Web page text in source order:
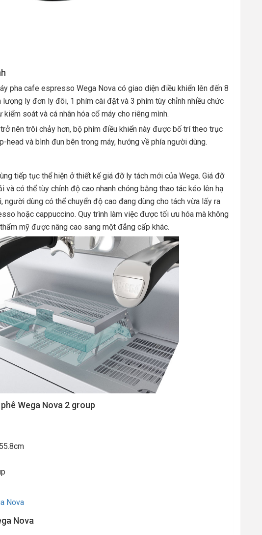
pha cafe espresso Wega Nova có giao diện điều khiển lên đến 8
ly đơn ly đôi, 1 phím cài đặt và 3 phím tùy chỉnh nhiều chức
soát và cá nhân hóa cổ máy cho riêng mình.
nên trôi chảy hơn, bộ phím điều khiển này được bố trí theo trục
head và bình đun bên trong máy, hướng về phía người dùng.
tiếp tục thể hiện ở thiết kế giá đỡ ly tách mới của Wega. Giá đỡ
có thể tùy chỉnh độ cao nhanh chóng bằng thao tác kéo lên hạ
người dùng có thể chuyển độ cao đang dùng cho tách vừa lấy ra
hoặc cappuccino. Quy trình làm việc được tối ưu hóa mà không
mỹ được nâng cao sang một đẳng cấp khác.
Wega Nova 2 group
Nova
Nova